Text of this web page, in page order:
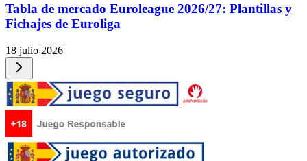
Tabla de mercado Euroleague 2026/27: Plantillas y
Fichajes de Euroliga
18 julio 2026